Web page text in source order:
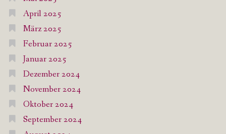
April 2025
März 2025
Februar 2025
Januar 2025
Dezember 2024
November 2024
Oktober 2024
September 2024